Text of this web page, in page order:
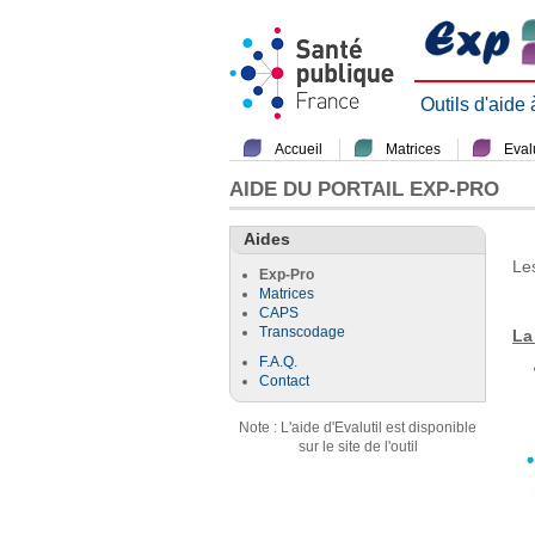
Outils d'aide
Accueil Matrices
AIDE DU PORTAIL EXP-PRO
Aides
Exp-Pro
Matrices
CAPS
Transcodage
F.A.Q.
Contact
Note : L'aide d'Evalutil est disponible
sur le site de l'outil